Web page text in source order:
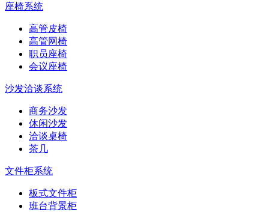
座椅系统
高管皮椅
高管网椅
职员座椅
会议座椅
沙发洽谈系统
商务沙发
休闲沙发
洽谈桌椅
茶几
文件柜系统
板式文件柜
班台背景柜